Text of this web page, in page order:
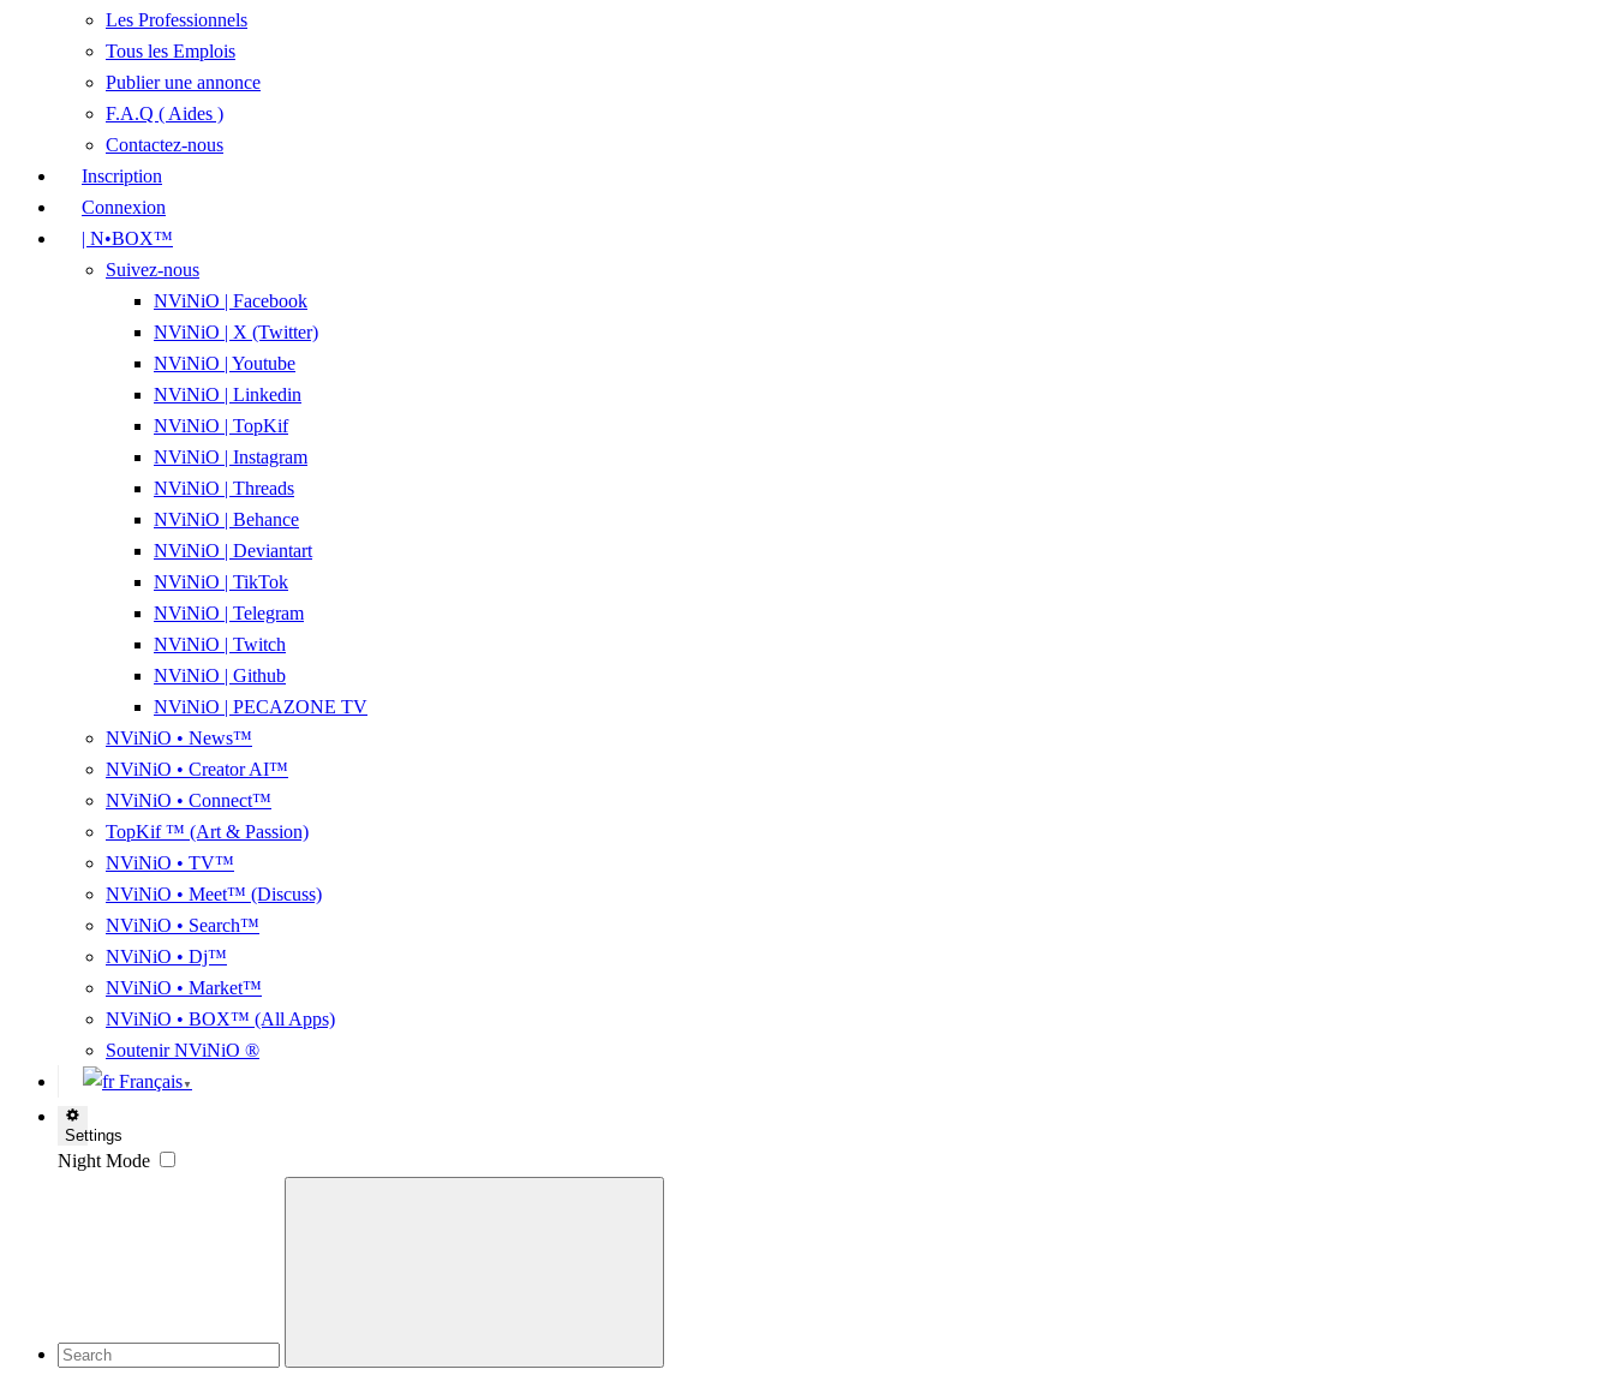
Les Professionnels
Tous les Emplois
Publier une annonce
F.A.Q ( Aides )
Contactez-nous
Inscription
Connexion
| N•BOX™
Suivez-nous
NViNiO | Facebook
NViNiO | X (Twitter)
NViNiO | Youtube
NViNiO | Linkedin
NViNiO | TopKif
NViNiO | Instagram
NViNiO | Threads
NViNiO | Behance
NViNiO | Deviantart
NViNiO | TikTok
NViNiO | Telegram
NViNiO | Twitch
NViNiO | Github
NViNiO | PECAZONE TV
NViNiO • News™
NViNiO • Creator AI™
NViNiO • Connect™
TopKif ™ (Art & Passion)
NViNiO • TV™
NViNiO • Meet™ (Discuss)
NViNiO • Search™
NViNiO • Dj™
NViNiO • Market™
NViNiO • BOX™ (All Apps)
Soutenir NViNiO ®
Français ▼
Settings
Night Mode